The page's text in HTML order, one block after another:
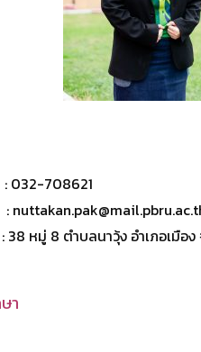
032-708621
หมู่ 8 ตำบลนาวุ้ง อำเภอเมือ
า